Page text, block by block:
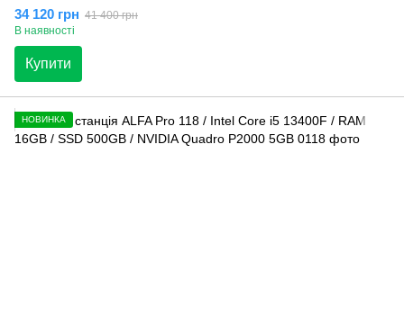
34 120 грн 41 400 грн
В наявності
Купити
НОВИНКА